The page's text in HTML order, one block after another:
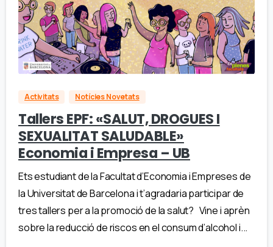
Activitats Notícies Novetats
Tallers EPF: «SALUT, DROGUES I
SEXUALITAT SALUDABLE»
Economia i Empresa – UB
Ets estudiant de la Facultat d’Economia i Empreses de
la Universitat de Barcelona i t’agradaria participar de
tres tallers per a la promoció de la salut? Vine i aprèn
sobre la reducció de riscos en el consum d’alcohol i...